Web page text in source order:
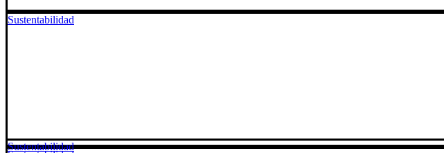
Sustentabilidad
Sustentabilidad